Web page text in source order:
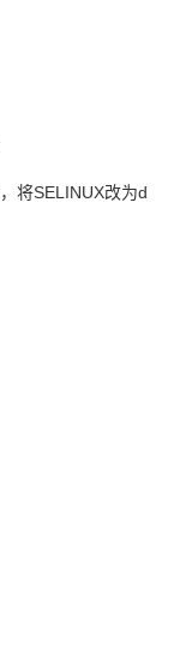
，将SELINUX改为d